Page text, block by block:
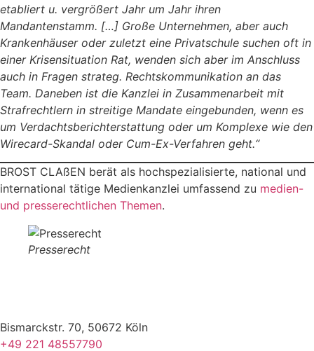
etabliert u. vergrößert Jahr um Jahr ihren
Mandantenstamm. […] Große Unternehmen, aber auch
Krankenhäuser oder zuletzt eine Privatschule suchen oft in
einer Krisensituation Rat, wenden sich aber im Anschluss
auch in Fragen strateg. Rechtskommunikation an das
Team. Daneben ist die Kanzlei in Zusammenarbeit mit
Strafrechtlern in streitige Mandate eingebunden, wenn es
um Verdachtsberichterstattung oder um Komplexe wie den
Wirecard-Skandal oder Cum-Ex-Verfahren geht.“
BROST CLAßEN berät als hochspezialisierte, national und
international tätige Medienkanzlei umfassend zu medien-
und presserechtlichen Themen.
Presserecht
Bismarckstr. 70, 50672 Köln
+49 221 48557790